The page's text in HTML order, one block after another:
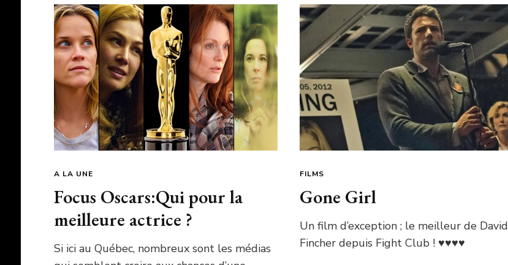
A LA UNE
Focus Oscars:Qui pour la
meilleure actrice ?
Si ici au Québec, nombreux sont les médias
FILMS
Gone Girl
Un film d’exception ; le meilleur de David
Fincher depuis Fight Club ! ♥♥♥♥